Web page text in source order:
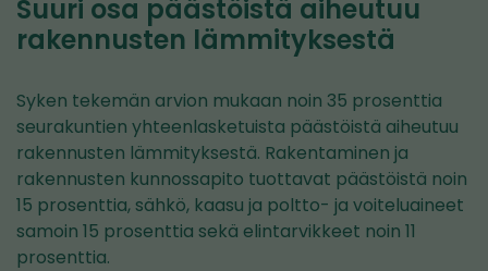
Suuri osa päästöistä aiheutuu
rakennusten lämmityksestä
Syken tekemän arvion mukaan noin 35 prosenttia
seurakuntien yhteenlasketuista päästöistä aiheutuu
rakennusten lämmityksestä. Rakentaminen ja
rakennusten kunnossapito tuottavat päästöistä noin
15 prosenttia, sähkö, kaasu ja poltto- ja voiteluaineet
samoin 15 prosenttia sekä elintarvikkeet noin 11
prosenttia.